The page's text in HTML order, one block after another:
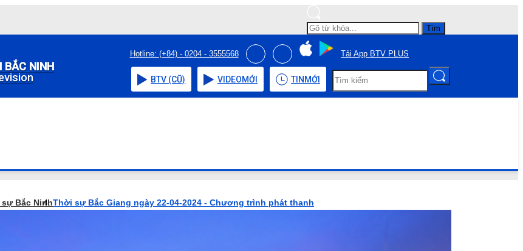
Tìm
BẮC NINH
Hotline: (+84) - 0204 - 3555568 Tải App BTV PLUS
BTV (CŨ) VIDEOMỚI TIN MỚI
Bắc NinhThời sự Bắc Giang ngày 22-04-2024 - Chương trình phát thanh